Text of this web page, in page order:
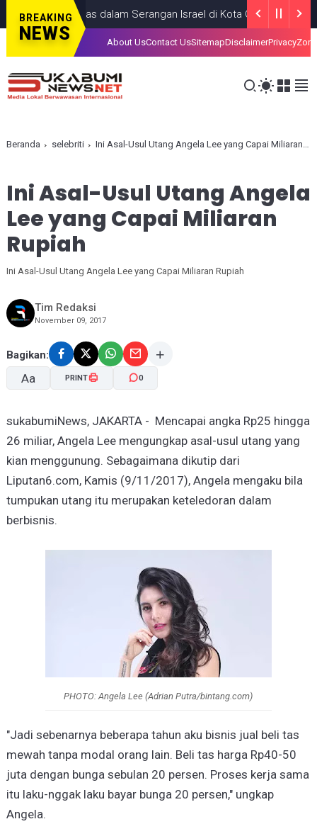
BREAKING
NEWS
Anak, Tewas dalam Serangan Israel di Kota Gaza GAZA JULY
About UsContact UsSitemapDisclaimerPrivacy
Beranda selebriti Ini Asal-Usul Utang Angela Lee yang Capai Miliaran Rupiah
Ini Asal-Usul Utang Angela
Lee yang Capai Miliaran
Rupiah
Ini Asal-Usul Utang Angela Lee yang Capai Miliaran Rupiah
Tim Redaksi
November 09, 2017
Bagikan:
Aa
A- A+
PRINT 0
sukabumiNews, JAKARTA - Mencapai angka Rp25 hingga
26 miliar, Angela Lee mengungkap asal-usul utang yang
kian menggunung. Sebagaimana dikutip dari
Liputan6.com, Kamis (9/11/2017), Angela mengaku bila
tumpukan utang itu merupakan keteledoran dalam
berbisnis.
PHOTO: Angela Lee (Adrian Putra/bintang.com)
"Jadi sebenarnya beberapa tahun aku bisnis jual beli tas
mewah tanpa modal orang lain. Beli tas harga Rp40-50
juta dengan bunga sebulan 20 persen. Proses kerja sama
itu laku-nggak laku bayar bunga 20 persen," ungkap
Angela.